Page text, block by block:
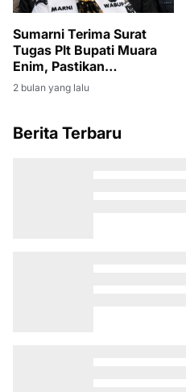
Sumarni Terima Surat
Tugas Plt Bupati Muara
Enim, Pastikan
Pembangunan Tetap
Berjalan
2 bulan yang lalu
Berita Terbaru